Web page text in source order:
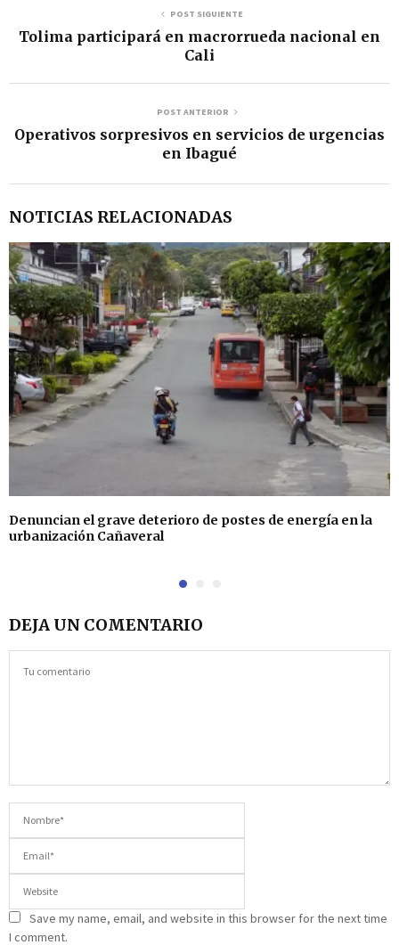
POST SIGUIENTE
Tolima participará en macrorrueda nacional en
Cali
POST ANTERIOR
Operativos sorpresivos en servicios de urgencias
en Ibagué
NOTICIAS RELACIONADAS
Denuncian el grave deterioro de postes de energía en la
urbanización Cañaveral
DEJA UN COMENTARIO
Save my name, email, and website in this browser for the next time
I comment.